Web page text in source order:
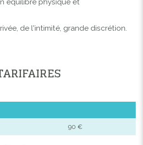
équilibre physique et
de l'intimité, grande discrétion.
90 €